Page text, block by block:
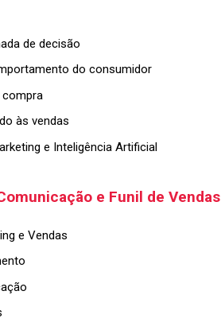
de decisão
do consumidor
compra
às vendas
e Inteligência Artificial
e Funil de Vendas
e Vendas